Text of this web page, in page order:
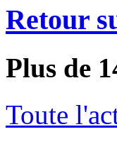
Retour
Plus de
Toute